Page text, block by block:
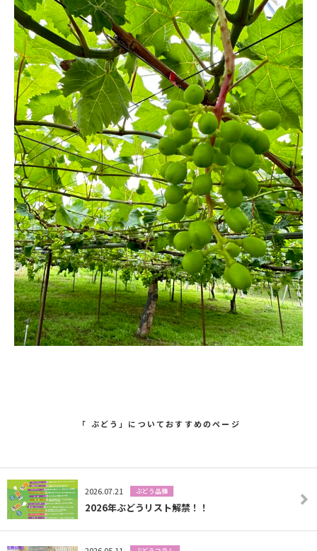
「 ぶどう」についておすすめのページ
2026.07.21 ぶどう品種
2026年ぶどうリスト解禁！！